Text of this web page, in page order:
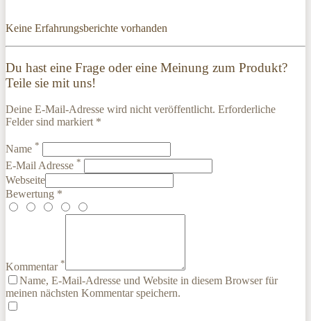
Keine Erfahrungsberichte vorhanden
Du hast eine Frage oder eine Meinung zum Produkt?
Teile sie mit uns!
Deine E-Mail-Adresse wird nicht veröffentlicht. Erforderliche
Felder sind markiert *
Name *
E-Mail Adresse *
Webseite
Bewertung *
Kommentar *
Name, E-Mail-Adresse und Website in diesem Browser für
meinen nächsten Kommentar speichern.